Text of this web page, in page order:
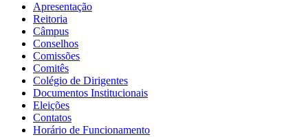
Apresentação
Reitoria
Câmpus
Conselhos
Comissões
Comitês
Colégio de Dirigentes
Documentos Institucionais
Eleições
Contatos
Horário de Funcionamento